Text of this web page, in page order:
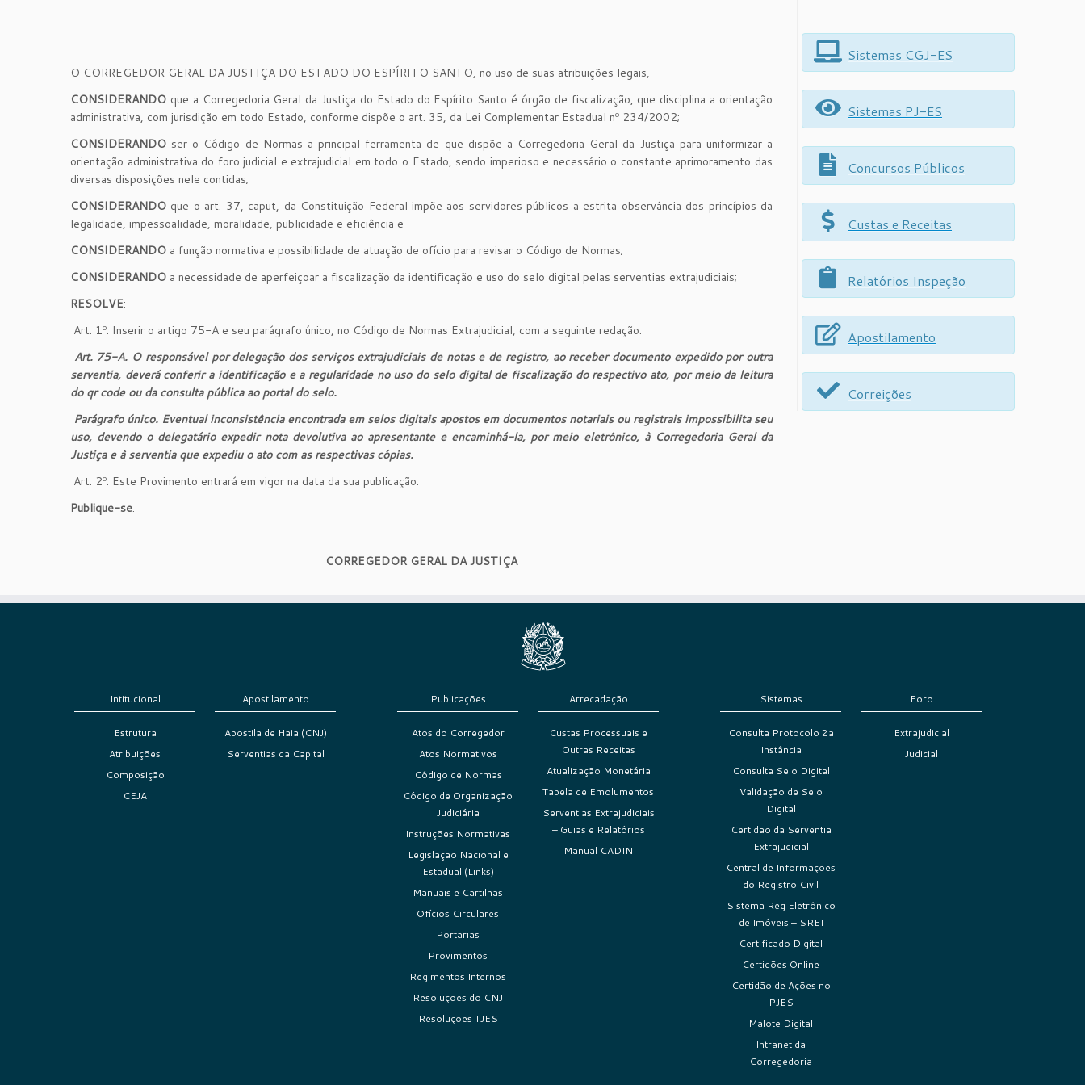
O CORREGEDOR GERAL DA JUSTIÇA DO ESTADO DO ESPÍRITO SANTO, no uso de suas atribuições legais,
CONSIDERANDO que a Corregedoria Geral da Justiça do Estado do Espírito Santo é órgão de fiscalização, que disciplina a orientação
administrativa, com jurisdição em todo Estado, conforme dispõe o art. 35, da Lei Complementar Estadual nº 234/2002;
CONSIDERANDO ser o Código de Normas a principal ferramenta de que dispõe a Corregedoria Geral da Justiça para uniformizar a
orientação administrativa do foro judicial e extrajudicial em todo o Estado, sendo imperioso e necessário o constante aprimoramento das
diversas disposições nele contidas;
CONSIDERANDO que o art. 37, caput, da Constituição Federal impõe aos servidores públicos a estrita observância dos princípios da
legalidade, impessoalidade, moralidade, publicidade e eficiência e
CONSIDERANDO a função normativa e possibilidade de atuação de ofício para revisar o Código de Normas;
CONSIDERANDO a necessidade de aperfeiçoar a fiscalização da identificação e uso do selo digital pelas serventias extrajudiciais;
RESOLVE:
Art. 1º. Inserir o artigo 75-A e seu parágrafo único, no Código de Normas Extrajudicial, com a seguinte redação:
Art. 75-A. O responsável por delegação dos serviços extrajudiciais de notas e de registro, ao receber documento expedido por outra
serventia, deverá conferir a identificação e a regularidade no uso do selo digital de fiscalização do respectivo ato, por meio da leitura
do qr code ou da consulta pública ao portal do selo.
Parágrafo único. Eventual inconsistência encontrada em selos digitais apostos em documentos notariais ou registrais impossibilita seu
uso, devendo o delegatário expedir nota devolutiva ao apresentante e encaminhá-la, por meio eletrônico, à Corregedoria Geral da
Justiça e à serventia que expediu o ato com as respectivas cópias.
Art. 2º. Este Provimento entrará em vigor na data da sua publicação.
Publique-se.
CORREGEDOR GERAL DA JUSTIÇA
Sistemas CGJ-ES
Sistemas PJ-ES
Concursos Públicos
Custas e Receitas
Relatórios Inspeção
Apostilamento
Correições
Intitucional
Estrutura
Atribuições
Composição
CEJA
Apostilamento
Apostila de Haia (CNJ)
Serventias da Capital
Publicações
Atos do Corregedor
Atos Normativos
Código de Normas
Código de Organização
Judiciária
Instruções Normativas
Legislação Nacional e
Estadual (Links)
Manuais e Cartilhas
Ofícios Circulares
Portarias
Provimentos
Regimentos Internos
Resoluções do CNJ
Resoluções TJES
Arrecadação
Custas Processuais e
Outras Receitas
Atualização Monetária
Tabela de Emolumentos
Serventias Extrajudiciais
– Guias e Relatórios
Manual CADIN
Sistemas
Consulta Protocolo 2a
Instância
Consulta Selo Digital
Validação de Selo
Digital
Certidão da Serventia
Extrajudicial
Central de Informações
do Registro Civil
Sistema Reg Eletrônico
de Imóveis – SREI
Certificado Digital
Certidões Online
Certidão de Ações no
PJES
Malote Digital
Intranet da
Corregedoria
Foro
Extrajudicial
Judicial